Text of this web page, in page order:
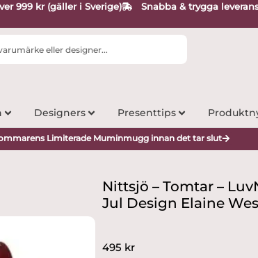
999 kr (gäller i Sverige) Snabba & trygga
Designers Presenttips
Limiterade Muminmugg innan det tar slut
Nittsjö – Tomtar –
Jul Design Elaine
495 kr